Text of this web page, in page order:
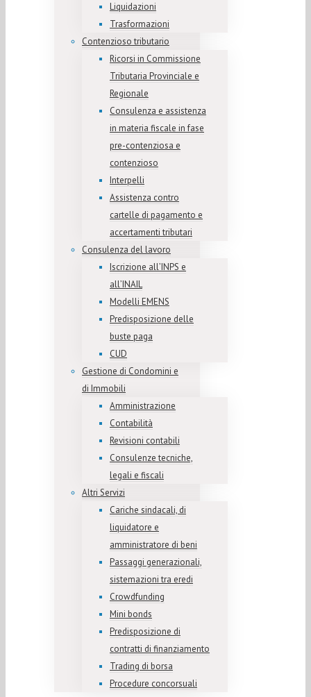
Liquidazioni
Trasformazioni
Contenzioso tributario
Ricorsi in Commissione
Tributaria Provinciale e
Regionale
Consulenza e assistenza
in materia fiscale in fase
pre-contenziosa e
contenzioso
Interpelli
Assistenza contro
cartelle di pagamento e
accertamenti tributari
Consulenza del lavoro
Iscrizione all’INPS e
all’INAIL
Modelli EMENS
Predisposizione delle
buste paga
CUD
Gestione di Condomini e
di Immobili
Amministrazione
Contabilità
Revisioni contabili
Consulenze tecniche,
legali e fiscali
Altri Servizi
Cariche sindacali, di
liquidatore e
amministratore di beni
Passaggi generazionali,
sistemazioni tra eredi
Crowdfunding
Mini bonds
Predisposizione di
contratti di finanziamento
Trading di borsa
Procedure concorsuali